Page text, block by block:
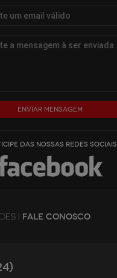
Enviar mensagem
DAS NOSSAS REDES SOCIAIS
| FALE CONOSCO